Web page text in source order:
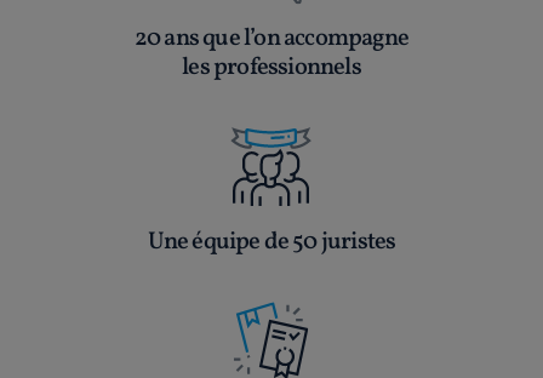
20 ans que l’on accompagne
les professionnels
Une équipe de 50 juristes